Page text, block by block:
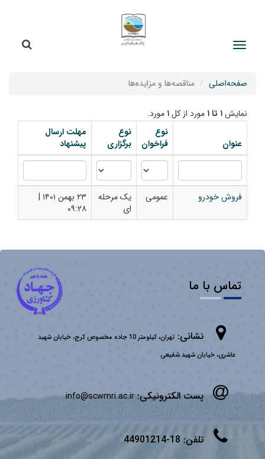
صفحه‌اصلی مناقصه‌ها و مزایده‌ها
نمایش۱ تا ۱ مورد از کل۱ مورد.
عنوان
نوع
فراخوان
نوع
برگزاری
مهلت ارسال
پیشنهاد
فروش خودرو عمومی
یک مرحله
ای
۲۳ بهمن ۱۴۰۱ |
۰۹:۲۸
تماس با ما
نشانی:
تهران، کیلومتر 10 جاده مخصوص کرج، خیابان شهید
عاشری، خیابان شهید شفیعی
پست الکترونیکی:info@scwmri.ac.ir
تلفن: 18-44901214